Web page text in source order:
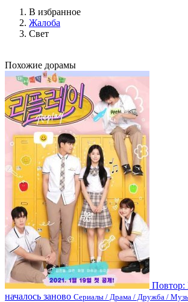
В избранное
Жалоба
Свет
Похожие дорамы
Повтор:
началось заново Сериалы / Драма / Дружба /